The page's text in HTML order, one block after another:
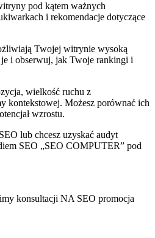
pod kątem ważnych
i rekomendacje dotyczące
Twojej witrynie wysoką
i obserwuj, jak Twoje rankingi i
wielkość ruchu z
kontekstowej. Możesz porównać ich
wzrostu.
lub chcesz uzyskać audyt
SEO „SEO COMPUTER” pod
konsultacji NA SEO promocja